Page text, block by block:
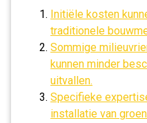
Initiële kosten
traditionele
Sommige
kunnen minder
uitvallen.
Specifieke
installatie van